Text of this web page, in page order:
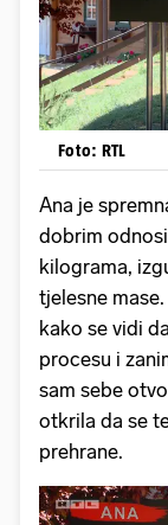
Foto: RTL
Ana je
dobrim
kilograma,
tjelesne
kako se vidi
procesu i
sam sebe
otkrila da se
prehrane.